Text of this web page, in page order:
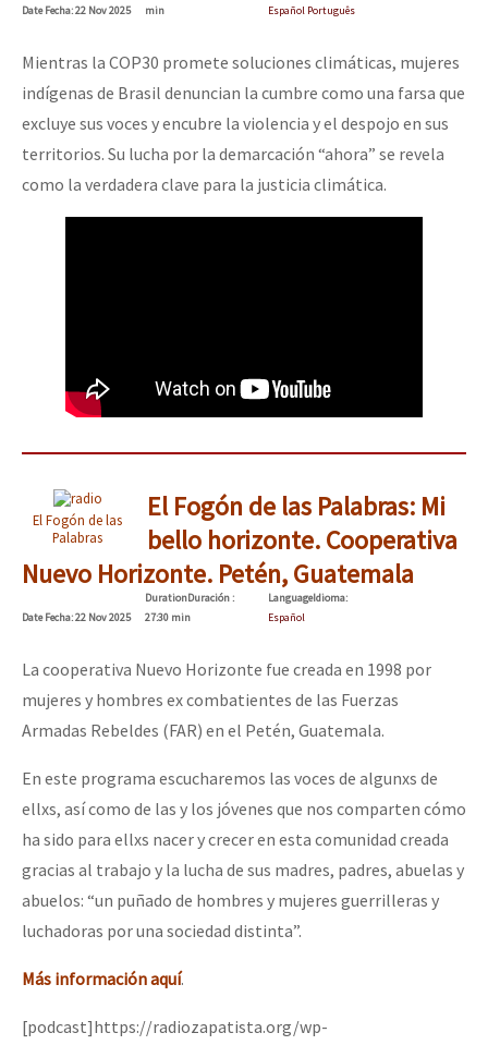
Mundo
EZLN
La Sexta
AutonomÍa y Resistencia
Megaproyectos
Migración
ETIQUETAS
Fotorreportaje
la naturaleza bajo asedio)
Libros para descargar
COVID-19
Eventos
Contacto
Dia 1: Encontro “Guerra contra a Humanidade”
[CDMX – 20 julio] Jornadas globales por la libertad de Jesús
[25 abr – CDMX] Tokín por el CNI: 30 años de Resistencia y
DateFecha: 22 Nov 2025
min
Español Português
Mientras la COP30 promete soluciones climáticas, mujeres
indígenas de Brasil denuncian la cumbre como una farsa que
excluye sus voces y encubre la violencia y el despojo en sus
territorios. Su lucha por la demarcación “ahora” se revela
como la verdadera clave para la justicia climática.
El Fogón de las
Palabras
El Fogón de las Palabras: Mi
bello horizonte. Cooperativa
Nuevo Horizonte. Petén, Guatemala
DateFecha: 22 Nov 2025
DurationDuración:
27:30 min
LanguageIdioma:
Español
La cooperativa Nuevo Horizonte fue creada en 1998 por
mujeres y hombres ex combatientes de las Fuerzas
Armadas Rebeldes (FAR) en el Petén, Guatemala.
En este programa escucharemos las voces de algunxs de
ellxs, así como de las y los jóvenes que nos comparten cómo
ha sido para ellxs nacer y crecer en esta comunidad creada
gracias al trabajo y la lucha de sus madres, padres, abuelas y
abuelos: “un puñado de hombres y mujeres guerrilleras y
luchadoras por una sociedad distinta”.
Más información aquí.
[podcast]https://radiozapatista.org/wp-